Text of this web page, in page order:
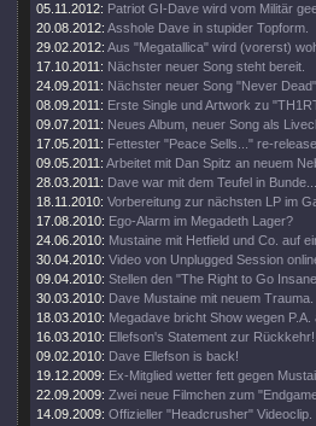
05.11.2012: Patriot GI-Dave wird vom Militär
20.08.2012: Asshole Dave in stupider Topform.
29.02.2012: Aus "Megatallica" wird (vorerst)
17.10.2011: Nächster neuer Song steht bereit.
24.09.2011: Nächster neuer Song "Never
08.09.2011: Erste Single und Artwork zu
09.07.2011: Neues Album, neuer Song als
17.05.2011: Fettester "Peace Sells..." re-
09.05.2011: Arbeitet mit Dan Spitz an neuem
28.03.2011: Dave war mit dem Teufel in Bunde...
18.11.2010: Vorbereitung zur nächsten LP im
17.08.2010: Ego-Alarm im Megadeth Lager?
24.06.2010: Mustaine mit Hetfield und Co. auf
30.04.2010: Video von Unplugged Session
09.04.2010: Stellen den "The Right to Go
30.03.2010: Dave Mustaine mit neuem Trauma.
18.03.2010: Megadave bricht Show wegen P.A.
16.03.2010: Ellefson's Statement zur Rückkehr!
09.02.2010: Dave Ellefson is back!
19.12.2009: Ex-Mitglied wetter fett gegen
22.09.2009: Zwei neue Filmchen zum
14.09.2009: Offizieller "Headcrusher" Videoclip.